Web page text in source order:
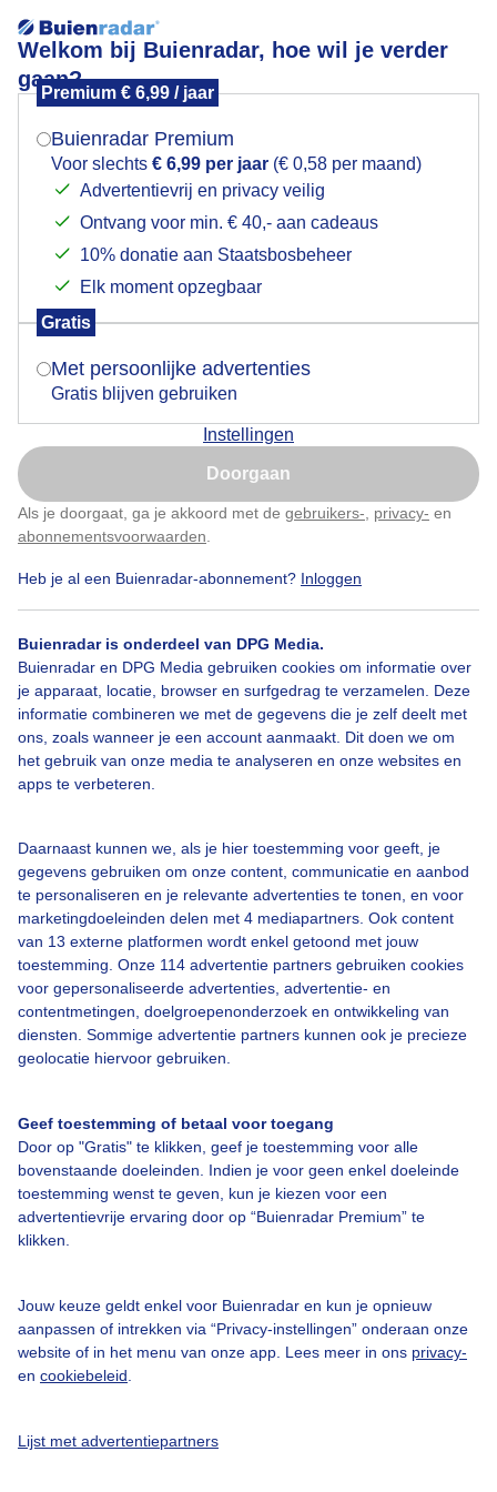
Welkom bij Buienradar, hoe wil je verder
gaan?
Premium € 6,99 / jaar
Buienradar Premium
Voor slechts € 6,99 per jaar (€ 0,58 per maand)
Advertentievrij en privacy veilig
Ontvang voor min. € 40,- aan cadeaus
10% donatie aan Staatsbosbeheer
Elk moment opzegbaar
Gratis
Met persoonlijke advertenties
Gratis blijven gebruiken
Instellingen
Doorgaan
Als je doorgaat, ga je akkoord met de gebruikers- privacy- en
abonnementsvoorwaarden
Heb je al een Buienradar-abonnement? Inloggen
Buienradar is onderdeel van DPG Media.
Buienradar en DPG Media gebruiken cookies om informatie over
je apparaat, locatie, browser en surfgedrag te verzamelen. Deze
informatie combineren we met de gegevens die je zelf deelt met
ons, zoals wanneer je een account aanmaakt. Dit doen we om
het gebruik van onze media te analyseren en onze websites en
apps te verbeteren.
Daarnaast kunnen we, als je hier toestemming voor geeft, je
gegevens gebruiken om onze content, communicatie en aanbod
te personaliseren en je relevante advertenties te tonen, en voor
marketingdoeleinden delen met 4 mediapartners. Ook content
van 13 externe platformen wordt enkel getoond met jouw
toestemming. Onze 114 advertentie partners gebruiken cookies
voor gepersonaliseerde advertenties, advertentie- en
contentmetingen, doelgroepenonderzoek en ontwikkeling van
diensten. Sommige advertentie partners kunnen ook je precieze
geolocatie hiervoor gebruiken.
Geef toestemming of betaal voor toegang
Door op "Gratis" te klikken, geef je toestemming voor alle
bovenstaande doeleinden. Indien je voor geen enkel doeleinde
toestemming wenst te geven, kun je kiezen voor een
advertentievrije ervaring door op “Buienradar Premium” te
klikken.
Jouw keuze geldt enkel voor Buienradar en kun je opnieuw
aanpassen of intrekken via “Privacy-instellingen” onderaan onze
website of in het menu van onze app. Lees meer in ons privacy-
en cookiebeleid
Lijst met advertentiepartners
Baa!
Schapen Lammetjes Avondzonlicht
Een moment geduld aub...
Over Buienradar
Bedrijfsgegevens
Veelgestelde vragen
Toegankelijkheid
Gebruikersvoorwaarden
Adverteren
Mogen we je locatie gebruiken voor het
Indien je hier nog geen akkoord op hebt gegeven,
verschijnt er zo een pop-up uit je browser waarin
Is goed, toon de popup
Nu niet, misschien later
Klik hierom dit aan te passen